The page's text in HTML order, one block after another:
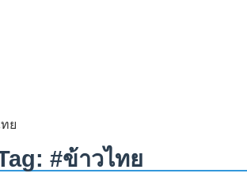
ย
#ข้าวไทย